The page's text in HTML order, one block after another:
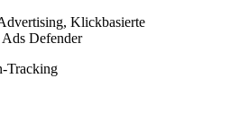
Klickbasierte
Defender
Tracking